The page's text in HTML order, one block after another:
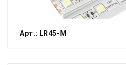
Арт.: LR45-M